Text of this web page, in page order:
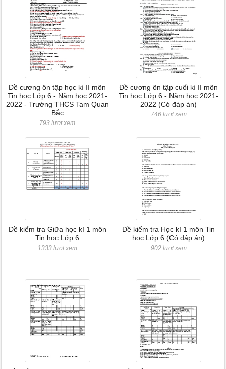
Đề cương ôn tập học kì II môn
Tin học Lớp 6 - Năm học 2021-
2022 - Trường THCS Tam Quan
Bắc
793 lượt xem
Đề cương ôn tập cuối kì II môn
Tin học Lớp 6 - Năm học 2021-
2022 (Có đáp án)
746 lượt xem
Đề kiểm tra Giữa học kì 1 môn
Tin học Lớp 6
1333 lượt xem
Đề kiểm tra Học kì 1 môn Tin
học Lớp 6 (Có đáp án)
902 lượt xem